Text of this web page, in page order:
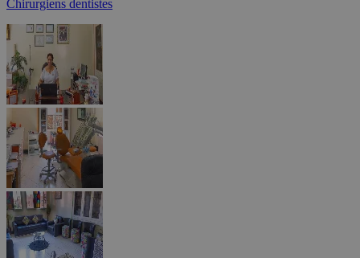
Chirurgiens dentistes